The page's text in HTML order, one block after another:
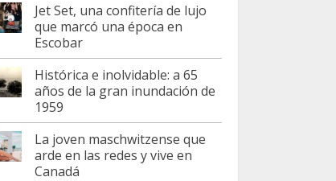
Jet Set, una confitería de lujo
que marcó una época en
Escobar
Histórica e inolvidable: a 65
años de la gran inundación de
1959
La joven maschwitzense que
arde en las redes y vive en
Canadá